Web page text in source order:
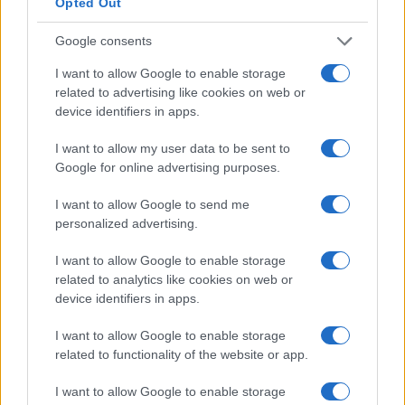
Google consents
I want to allow Google to enable storage
related to advertising like cookies on web or
device identifiers in apps.
I want to allow my user data to be sent to
Google for online advertising purposes.
I want to allow Google to send me
personalized advertising.
I want to allow Google to enable storage
related to analytics like cookies on web or
device identifiers in apps.
I want to allow Google to enable storage
related to functionality of the website or app.
I want to allow Google to enable storage
Percentuale media di incremento
salariale annuale dello chef in Germania
A quanto ammontano gli incrementi salariali
frequenza i dipendenti ottengono aumenti di
stipendio?
Chef
aumento salariale di circa il 10% ogni 17 mesi.
L’incremento annuale medio nazionale per tutte le
dipendenti ogni 16 mesi.
Le cifre fornite qui sono medie di numeri. Queste cifre
dovrebbero essere prese come linee guida generali.